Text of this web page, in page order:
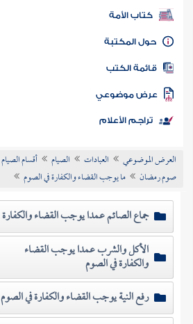
كتب PDF
كتاب الأمة
المكتبة
الكتب
موضوعي
تراجم الأعلام
العرض الموضوعي العبادات الصيام أقسام الصيام
صوم رمضان
ما يوجب القضاء والكفارة في الصوم
جماع الصائم عمدا يوجب القضاء والكفارة
الأكل والشرب عمدا يوجب القضاء
والكفارة في الصوم
رفع النية يوجب القضاء والكفارة في الصوم